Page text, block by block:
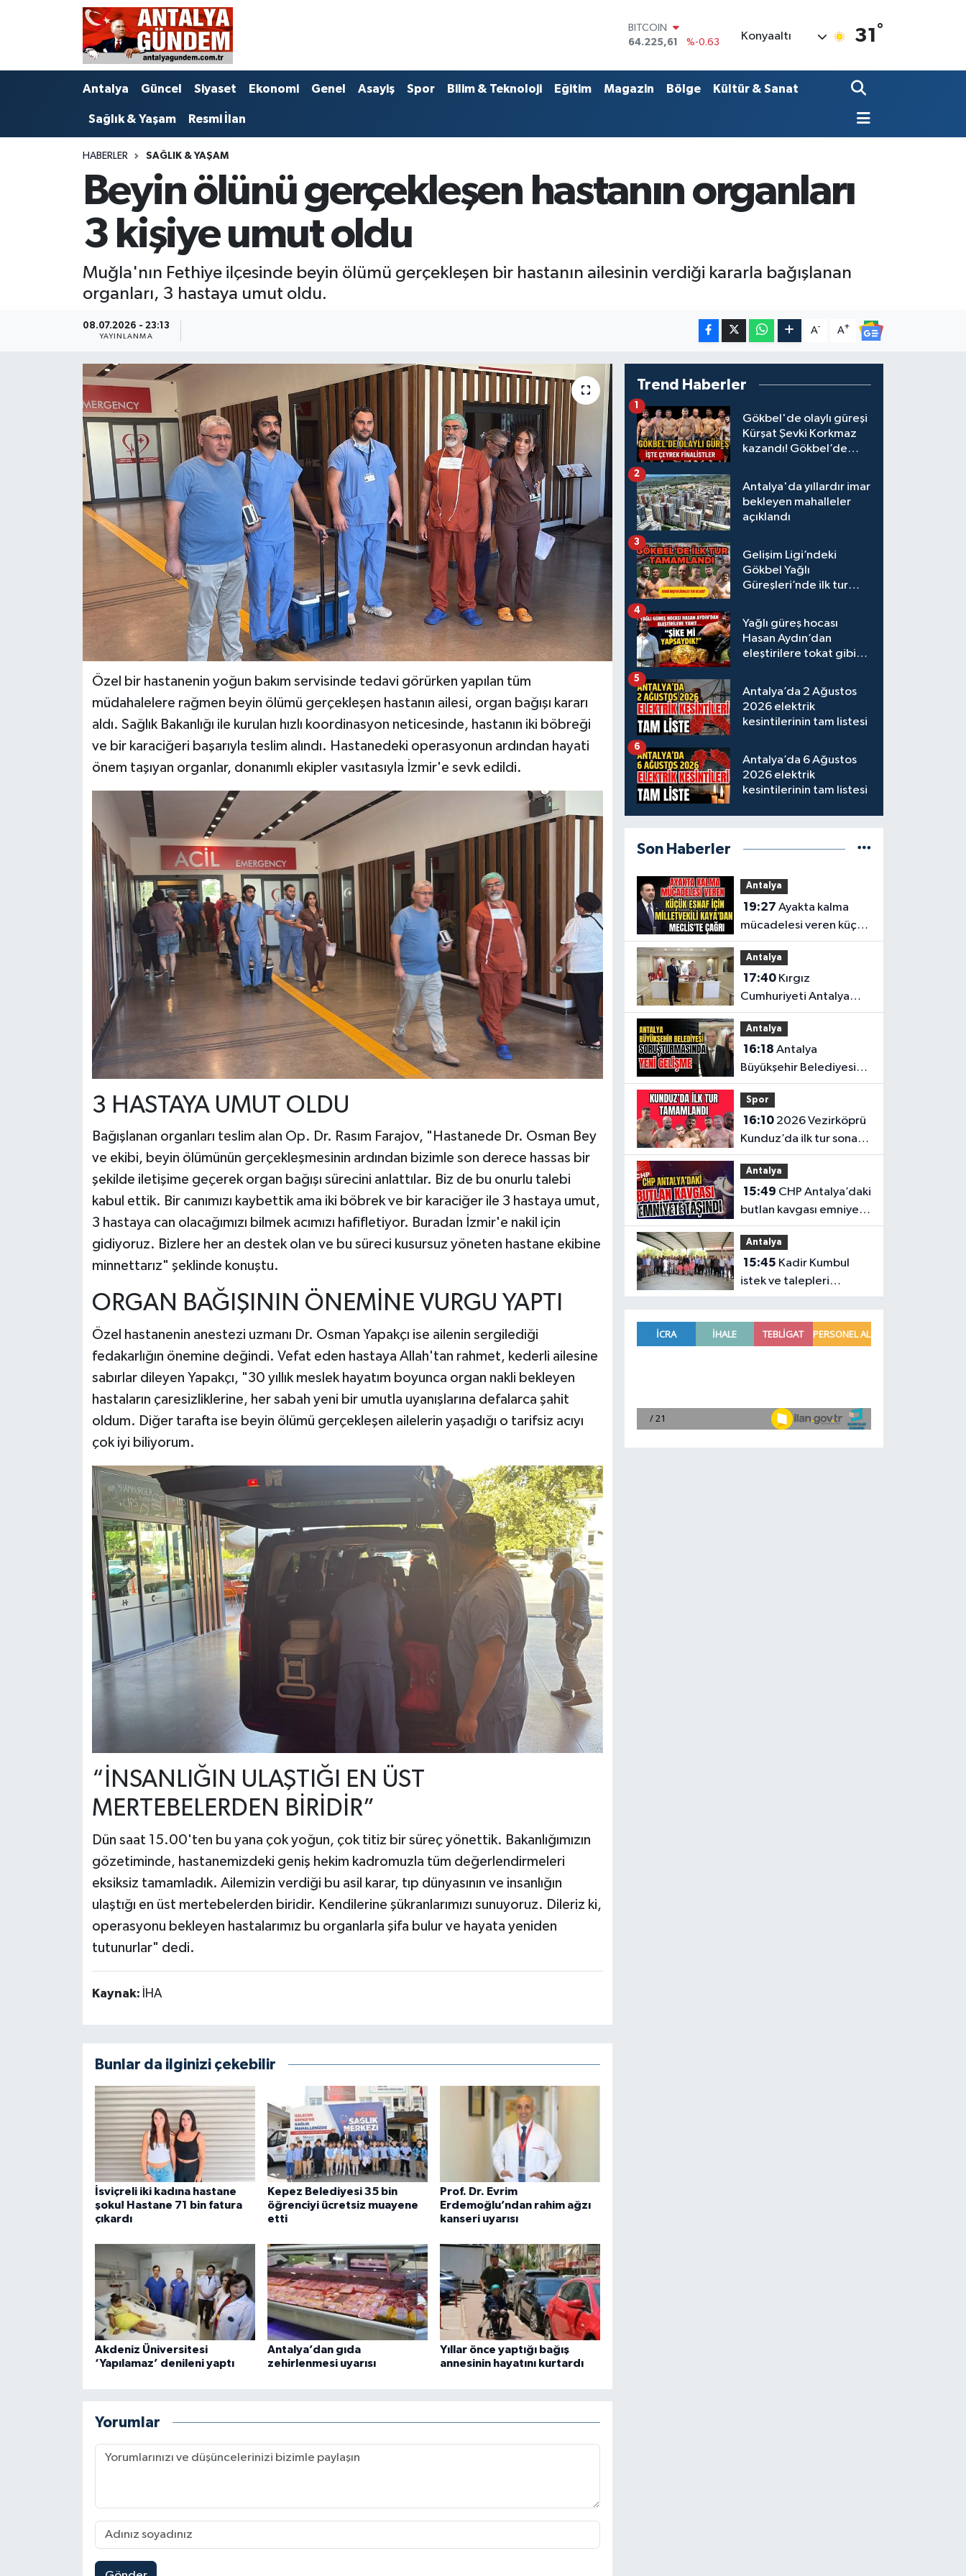
DOLAR
47,7143
%0.16
55,0317
%-0.02
STERLİN
64.225,61
%-0.63
Konyaaltı 31 °
Antalya Güncel Siyaset Ekonomi Genel Asayiş Spor Bilim & Teknoloji Eğitim Magazin Bölge Kültür & Sanat
Sağlık & Yaşam Resmi İlan
HABERLER SAĞLIK & YAŞAM
Beyin ölünü gerçekleşen hastanın organları
3 kişiye umut oldu
Muğla'nın Fethiye ilçesinde beyin ölümü gerçekleşen bir hastanın ailesinin verdiği kararla bağışlanan
organları, 3 hastaya umut oldu.
08.07.2026 - 23:13
YAYINLANMA
A- A+
Özel bir hastanenin yoğun bakım servisinde tedavi görürken yapılan tüm
müdahalelere rağmen beyin ölümü gerçekleşen hastanın ailesi, organ bağışı kararı
aldı. Sağlık Bakanlığı ile kurulan hızlı koordinasyon neticesinde, hastanın iki böbreği
ve bir karaciğeri başarıyla teslim alındı. Hastanedeki operasyonun ardından hayati
önem taşıyan organlar, donanımlı ekipler vasıtasıyla İzmir'e sevk edildi.
3 HASTAYA UMUT OLDU
Bağışlanan organları teslim alan Op. Dr. Rasım Farajov, "Hastanede Dr. Osman Bey
ve ekibi, beyin ölümünün gerçekleşmesinin ardından bizimle son derece hassas bir
şekilde iletişime geçerek organ bağışı sürecini anlattılar. Biz de bu onurlu talebi
kabul ettik. Bir canımızı kaybettik ama iki böbrek ve bir karaciğer ile 3 hastaya umut,
3 hastaya can olacağımızı bilmek acımızı hafifletiyor. Buradan İzmir'e nakil için
gidiyoruz. Bizlere her an destek olan ve bu süreci kusursuz yöneten hastane ekibine
minnettarız" şeklinde konuştu.
ORGAN BAĞIŞININ ÖNEMİNE VURGU YAPTI
Özel hastanenin anestezi uzmanı Dr. Osman Yapakçı ise ailenin sergilediği
fedakarlığın önemine değindi. Vefat eden hastaya Allah'tan rahmet, kederli ailesine
sabırlar dileyen Yapakçı, "30 yıllık meslek hayatım boyunca organ nakli bekleyen
hastaların çaresizliklerine, her sabah yeni bir umutla uyanışlarına defalarca şahit
oldum. Diğer tarafta ise beyin ölümü gerçekleşen ailelerin yaşadığı o tarifsiz acıyı
çok iyi biliyorum.
“İNSANLIĞIN ULAŞTIĞI EN ÜST
MERTEBELERDEN BİRİDİR”
Dün saat 15.00'ten bu yana çok yoğun, çok titiz bir süreç yönettik. Bakanlığımızın
gözetiminde, hastanemizdeki geniş hekim kadromuzla tüm değerlendirmeleri
eksiksiz tamamladık. Ailemizin verdiği bu asil karar, tıp dünyasının ve insanlığın
ulaştığı en üst mertebelerden biridir. Kendilerine şükranlarımızı sunuyoruz. Dileriz ki,
operasyonu bekleyen hastalarımız bu organlarla şifa bulur ve hayata yeniden
tutunurlar" dedi.
Kaynak: İHA
Bunlar da ilginizi çekebilir
İsviçreli iki kadına hastane
şoku! Hastane 71 bin fatura
çıkardı
Kepez Belediyesi 35 bin
öğrenciyi ücretsiz muayene
etti
Prof. Dr. Evrim
Erdemoğlu’ndan rahim ağzı
kanseri uyarısı
Akdeniz Üniversitesi
‘Yapılamaz’ denileni yaptı
Antalya’dan gıda
zehirlenmesi uyarısı
Yıllar önce yaptığı bağış
annesinin hayatını kurtardı
Yorumlar
Trend Haberler
Gökbel'de olaylı güreşi
Kürşat Şevki Korkmaz
kazandı! Gökbel’de
Gürbüz elendi!
1
Antalya'da yıllardır imar
bekleyen mahalleler
açıklandı
2
Gelişim Ligi’ndeki
Gökbel Yağlı
Güreşleri’nde ilk tur
3
Yağlı güreş hocası
Hasan Aydın’dan
eleştirilere tokat gibi
4
Antalya’da 2 Ağustos
2026 elektrik
kesintilerinin tam listesi
5
Antalya’da 6 Ağustos
2026 elektrik
kesintilerinin tam listesi
6
Son Haberler
Antalya
19:27
mücadelesi veren küçük
esnaf için Milletvekili
Kaya'dan Meclis'te
çağrı
Antalya
17:40Kırgız
Cumhuriyeti Antalya
Başkonsolosu’ndan
anlamlı ziyaret
Antalya
16:18
Büyükşehir Belediyesi
soruşturmasında yeni
gelişme
Spor
16:102026 Vezirköprü
Kunduz’da ilk tur sona
erdi. İşte son 64’e kalan
başpehlivanlar
Antalya
15:49
butlan kavgası emniyete
taşındı
Antalya
15:45
istek ve talepleri
yerinde dinledi
Antalya
Bilim & Teknoloji
Ekonomi
Kültür & Sanat
Magazin
Resmi İlan
Sağlık & Yaşam
Antalya Nöbetçi Eczaneler
Antalya Hava Durumu
Antalya Namaz Vakitleri
Antalya Trafik Yoğunluk Haritası
Süper Lig Puan Durumu ve Fikstür
Tüm Manşetler
Son Dakika Haberleri